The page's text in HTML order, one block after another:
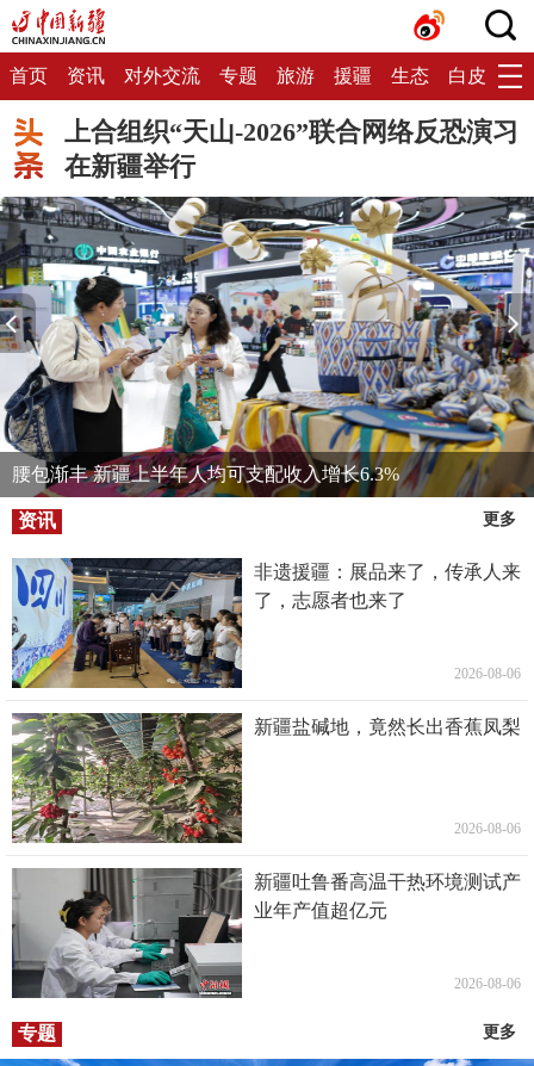
首页 资讯 对外交流 专题 旅游 援疆 生态 白皮书
上合组织“天山-2026”联合网络反恐演习
在新疆举行
腰包渐丰 新疆上半年人均可支配收入增长6.3%
资讯 更多
非遗援疆：展品来了，传承人来
了，志愿者也来了
2026-08-06
新疆盐碱地，竟然长出香蕉凤梨
2026-08-06
新疆吐鲁番高温干热环境测试产
业年产值超亿元
2026-08-06
专题 更多